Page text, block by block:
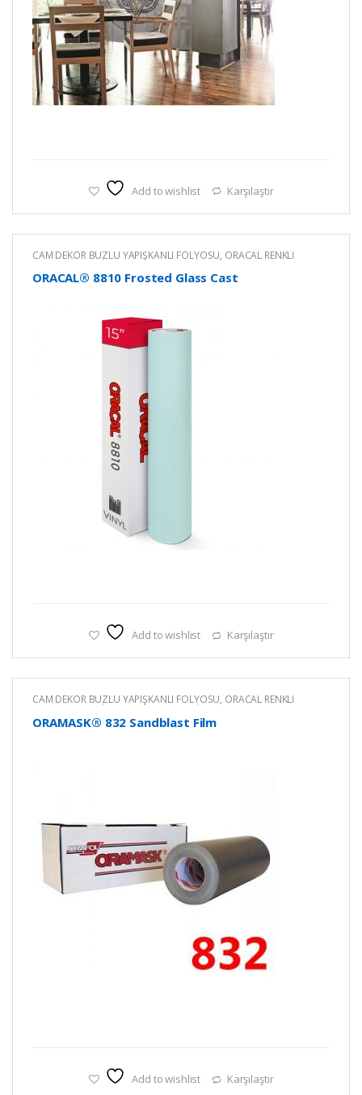
Add to wishlist Karşılaştır
CAM DEKOR BUZLU YAPIŞKANLI FOLYOSU, ORACAL RENKLİ
YAPIŞKANLI KESİM FOLYOLARI RENKLİ YAPIŞKANLI FOLYO
ORACAL® 8810 Frosted Glass Cast
Add to wishlist Karşılaştır
CAM DEKOR BUZLU YAPIŞKANLI FOLYOSU, ORACAL RENKLİ
YAPIŞKANLI KESİM FOLYOLARI RENKLİ YAPIŞKANLI FOLYO
ORAMASK® 832 Sandblast Film
Add to wishlist Karşılaştır